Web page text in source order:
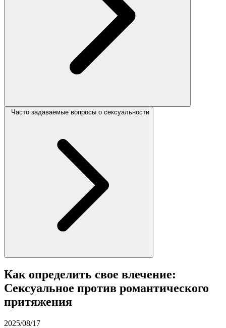
Часто задаваемые вопросы о сексуальности
Как определить свое влечение:
Сексуальное против романтического
притяжения
2025/08/17